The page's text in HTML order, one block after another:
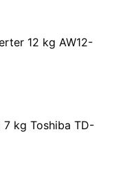
12 kg AW12-
kg Toshiba TD-